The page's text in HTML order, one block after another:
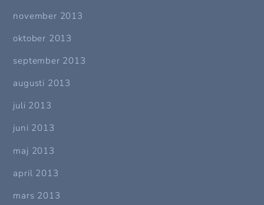
november 2013
oktober 2013
september 2013
augusti 2013
juli 2013
juni 2013
maj 2013
april 2013
mars 2013